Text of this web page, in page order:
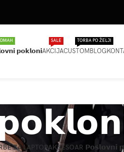
𝗽𝗼𝗸𝗹𝗼𝗻𝗶AKCIJA
SALE
CUSTOM
TORBA PO ŽELJI
BLOG
ZA LAPTOPAKSESOAR 𝗣𝗼𝘀𝗹𝗼𝘃𝗻𝗶